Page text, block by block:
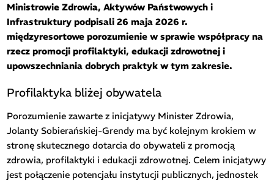
Ministrowie Zdrowia, Aktywów Państwowych i
Infrastruktury podpisali 26 maja 2026 r.
międzyresortowe porozumienie w sprawie współpracy na
rzecz promocji profilaktyki, edukacji zdrowotnej i
upowszechniania dobrych praktyk w tym zakresie.
Profilaktyka bliżej obywatela
Porozumienie zawarte z inicjatywy Minister Zdrowia,
Jolanty Sobierańskiej-Grendy ma być kolejnym krokiem w
stronę skutecznego dotarcia do obywateli z promocją
zdrowia, profilaktyki i edukacji zdrowotnej. Celem inicjatywy
jest połączenie potencjału instytucji publicznych, jednostek